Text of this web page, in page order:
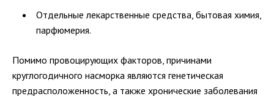
Отдельные лекарственные средства, бытовая химия,
парфюмерия.
Помимо провоцирующих факторов, причинами
круглогодичного насморка являются генетическая
предрасположенность, а также хронические заболевания